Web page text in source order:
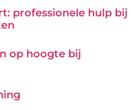
professionele hulp bij
op hoogte bij